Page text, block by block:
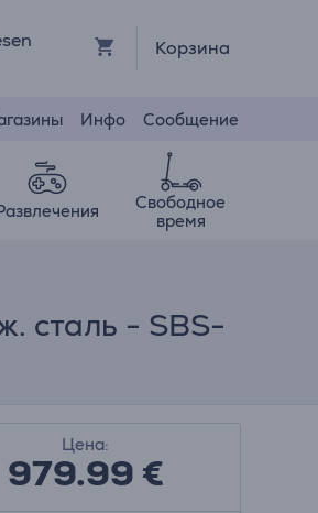
Корзина
Инфо Сообщение
Свободное
время
сталь - SBS-
Цена:
979.99€